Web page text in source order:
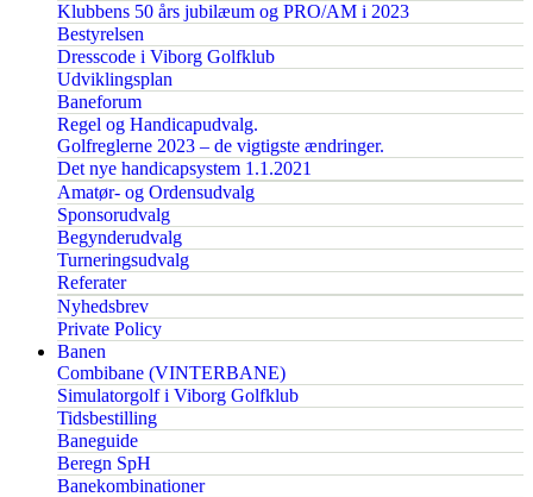
Klubbens 50 års jubilæum og PRO/AM i 2023
Bestyrelsen
Dresscode i Viborg Golfklub
Udviklingsplan
Baneforum
Regel og Handicapudvalg.
Golfreglerne 2023 – de vigtigste ændringer.
Det nye handicapsystem 1.1.2021
Amatør- og Ordensudvalg
Sponsorudvalg
Begynderudvalg
Turneringsudvalg
Referater
Nyhedsbrev
Private Policy
Banen
Combibane (VINTERBANE)
Simulatorgolf i Viborg Golfklub
Tidsbestilling
Baneguide
Beregn SpH
Banekombinationer